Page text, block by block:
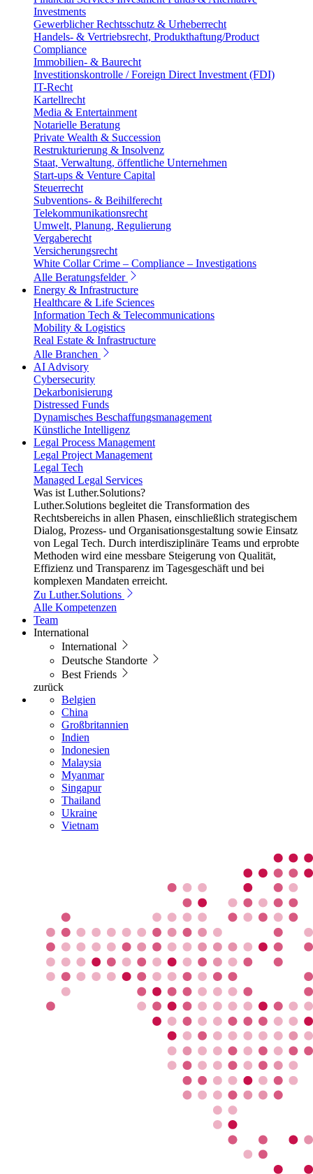
Investments
Gewerblicher Rechtsschutz & Urheberrecht
Handels- & Vertriebsrecht, Produkthaftung/Product
Compliance
Immobilien- & Baurecht
Investitionskontrolle / Foreign Direct Investment (FDI)
IT-Recht
Kartellrecht
Media & Entertainment
Notarielle Beratung
Private Wealth & Succession
Restrukturierung & Insolvenz
Staat, Verwaltung, öffentliche Unternehmen
Start-ups & Venture Capital
Steuerrecht
Subventions- & Beihilferecht
Telekommunikationsrecht
Umwelt, Planung, Regulierung
Vergaberecht
Versicherungsrecht
White Collar Crime – Compliance – Investigations
Alle Beratungsfelder
Energy & Infrastructure
Healthcare & Life Sciences
Information Tech & Telecommunications
Mobility & Logistics
Real Estate & Infrastructure
Alle Branchen
AI Advisory
Cybersecurity
Dekarbonisierung
Distressed Funds
Dynamisches Beschaffungsmanagement
Künstliche Intelligenz
Legal Process Management
Legal Project Management
Legal Tech
Managed Legal Services
Was ist Luther.Solutions?
Luther.Solutions begleitet die Transformation des
Rechtsbereichs in allen Phasen, einschließlich strategischem
Dialog, Prozess- und Organisationsgestaltung sowie Einsatz
von Legal Tech. Durch interdisziplinäre Teams und erprobte
Methoden wird eine messbare Steigerung von Qualität,
Effizienz und Transparenz im Tagesgeschäft und bei
komplexen Mandaten erreicht.
Zu Luther.Solutions
Alle Kompetenzen
Team
International
International
Deutsche Standorte
Best Friends
zurück
Belgien
China
Großbritannien
Indien
Indonesien
Malaysia
Myanmar
Singapur
Thailand
Ukraine
Vietnam